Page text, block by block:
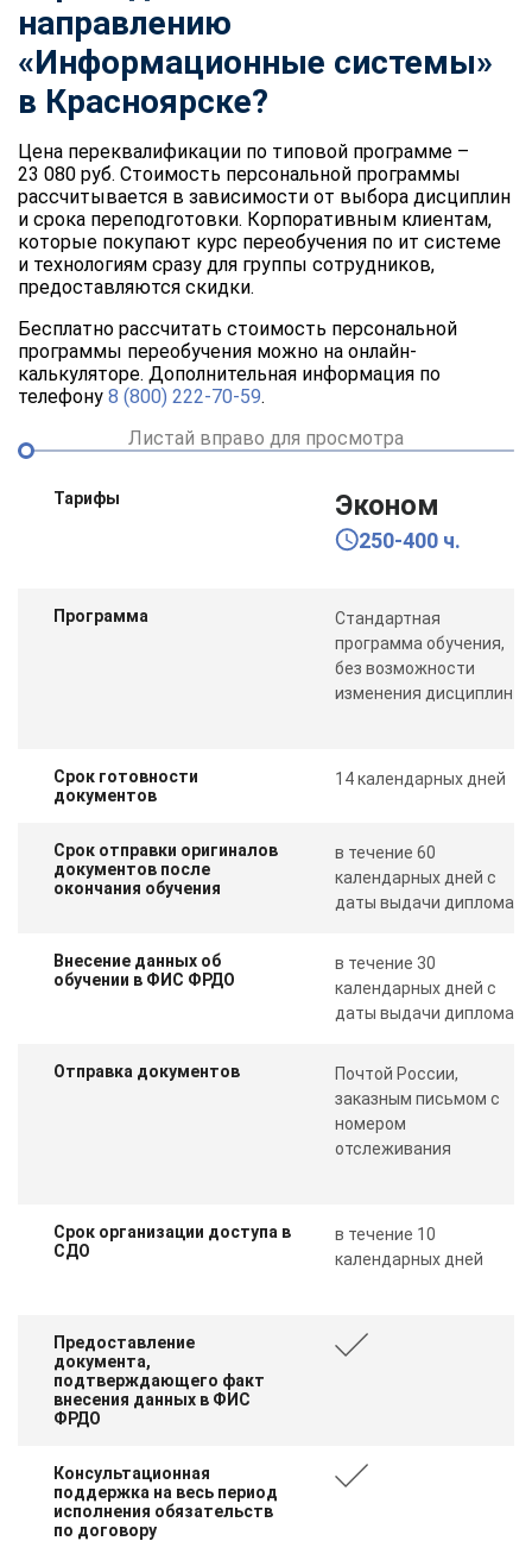
направлению
«Информационные системы»
в Красноярске?
Цена переквалификации по типовой программе –
23 080 руб. Стоимость персональной программы
рассчитывается в зависимости от выбора дисциплин
и срока переподготовки. Корпоративным клиентам,
которые покупают курс переобучения по ит системе
и технологиям сразу для группы сотрудников,
предоставляются скидки.
Бесплатно рассчитать стоимость персональной
программы переобучения можно на онлайн-
калькуляторе. Дополнительная информация по
телефону 8 (800) 222-70-59.
Листай вправо для просмотра
Тарифы Эконом
250-400 ч.
Программа
Стандартная
программа обучения,
без возможности
изменения дисциплин
Срок готовности
документов
14 календарных дней
Срок отправки оригиналов
документов после
окончания обучения
в течение 60
календарных дней с
даты выдачи диплома
Внесение данных об
обучении в ФИС ФРДО
в течение 30
календарных дней с
даты выдачи диплома
Отправка документов
Почтой России,
заказным письмом с
номером
отслеживания
Срок организации доступа в
СДО
в течение 10
календарных дней
Предоставление
документа,
подтверждающего факт
внесения данных в ФИС
ФРДО
Консультационная
поддержка на весь период
исполнения обязательств
по договору